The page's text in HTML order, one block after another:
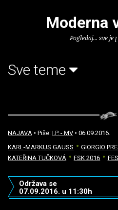
Moderna
Pogledaj... sve je
Sve teme
NAJAVA • Piše: I.P. - MV • 06.09.2016.
KARL-MARKUS GAUSS
GIORGIO
KATEŘINA TUČKOVÁ
FSK 2016
Održava se
07.09.2016. u 11:30h